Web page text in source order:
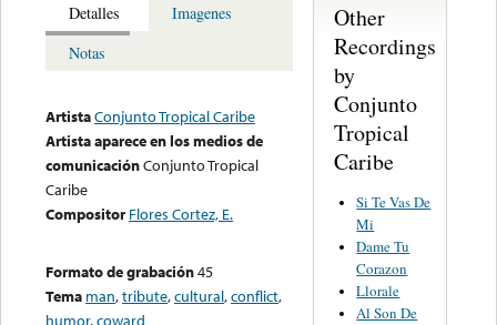
Detalles
Imagenes
Notas
ArtistaConjunto Tropical Caribe
Artista aparece en los medios de
comunicaciónConjunto Tropical
Caribe
Compositor Flores Cortez, E.
Formato de grabación45
Tema man,tribute,cultural,conflict,
humor,coward
Other
Recordings
by
Conjunto
Tropical
Caribe
Si Te Vas De
Mi
Dame Tu
Corazon
Llorale
Al Son De